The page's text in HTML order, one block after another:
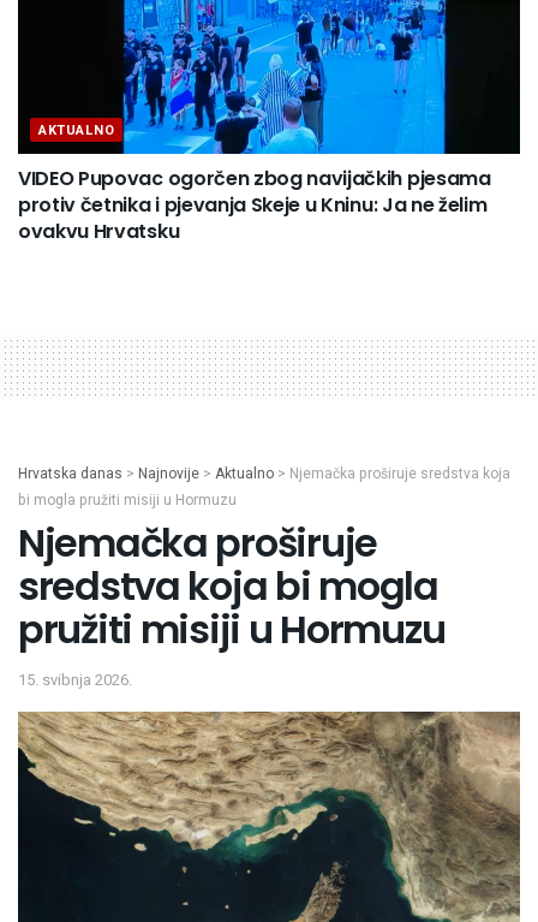
AKTUALNO
VIDEO Pupovac ogorčen zbog navijačkih pjesama
protiv četnika i pjevanja Skeje u Kninu: Ja ne želim
ovakvu Hrvatsku
Hrvatska danas > Najnovije > Aktualno > Njemačka proširuje sredstva koja
bi mogla pružiti misiji u Hormuzu
Njemačka proširuje
sredstva koja bi mogla
pružiti misiji u Hormuzu
15. svibnja 2026.